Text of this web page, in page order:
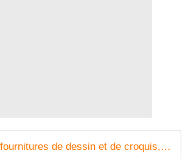
Ensemble de fournitures de dessin et de croquis, kit de dessin comprenant des crayons de charbon, des gommes et des taille-crayons